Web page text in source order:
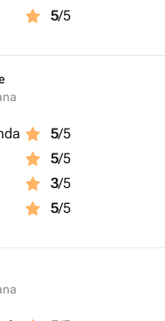
5/5
5/5
5/5
3/5
5/5